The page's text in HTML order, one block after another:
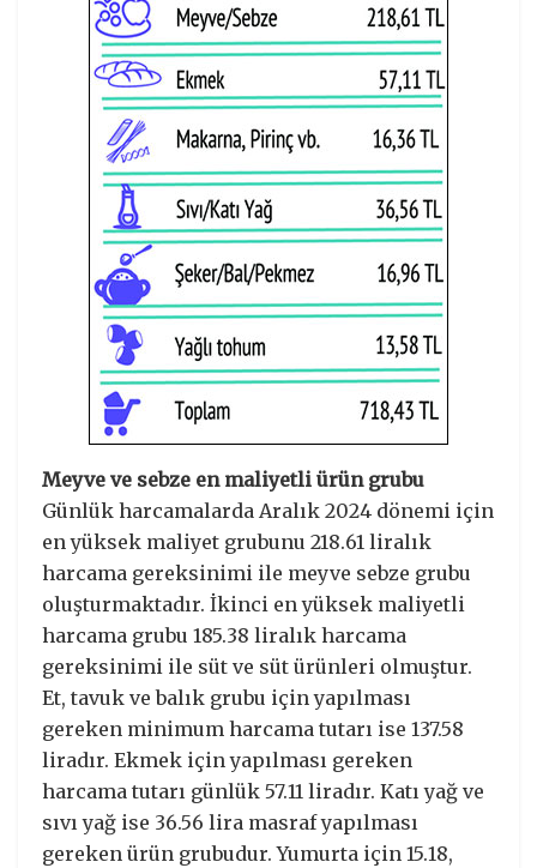
Meyve ve sebze en maliyetli ürün grubu
Günlük harcamalarda Aralık 2024 dönemi için
en yüksek maliyet grubunu 218.61 liralık
harcama gereksinimi ile meyve sebze grubu
oluşturmaktadır. İkinci en yüksek maliyetli
harcama grubu 185.38 liralık harcama
gereksinimi ile süt ve süt ürünleri olmuştur.
Et, tavuk ve balık grubu için yapılması
gereken minimum harcama tutarı ise 137.58
liradır. Ekmek için yapılması gereken
harcama tutarı günlük 57.11 liradır. Katı yağ ve
sıvı yağ ise 36.56 lira masraf yapılması
gereken ürün grubudur. Yumurta için 15.18,